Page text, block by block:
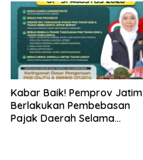
Kabar Baik! Pemprov Jatim
Berlakukan Pembebasan
Pajak Daerah Selama